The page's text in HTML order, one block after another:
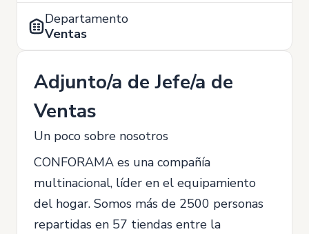
Departamento
Ventas
Adjunto/a de Jefe/a de
Ventas
Un poco sobre nosotros
CONFORAMA es una compañía
multinacional, líder en el equipamiento
del hogar. Somos más de 2500 personas
repartidas en 57 tiendas entre la